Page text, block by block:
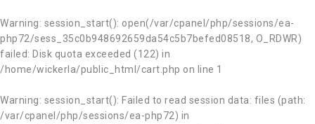
Warning: session_start(): open(/var/cpanel/php/sessions/ea-
php72/sess_35c0b948692659da54c5b7befed08518, O_RDWR)
failed: Disk quota exceeded (122) in
/home/wickerla/public_html/cart.php on line 1
Warning: session_start(): Failed to read session data: files (path:
/var/cpanel/php/sessions/ea-php72) in